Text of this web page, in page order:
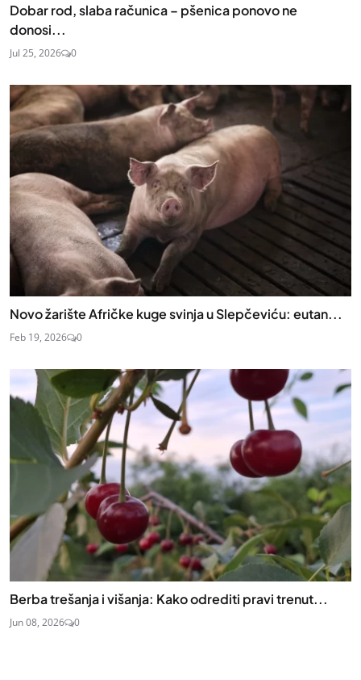
Dobar rod, slaba računica – pšenica ponovo ne
donosi...
Jul 25, 2026 0
Novo žarište Afričke kuge svinja u Slepčeviću: eutan...
Feb 19, 2026 0
Berba trešanja i višanja: Kako odrediti pravi trenut...
Jun 08, 2026 0